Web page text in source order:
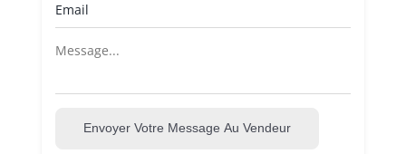
Envoyer Votre Message Au Vendeur